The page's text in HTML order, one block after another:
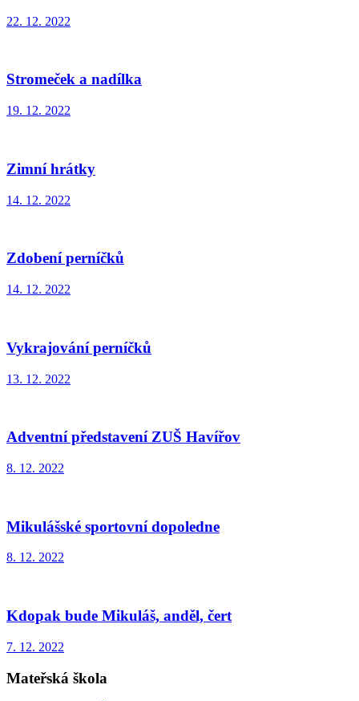
22. 12. 2022
Stromeček a nadílka
19. 12. 2022
Zimní hrátky
14. 12. 2022
Zdobení perníčků
14. 12. 2022
Vykrajování perníčků
13. 12. 2022
Adventní představení ZUŠ Havířov
8. 12. 2022
Mikulášské sportovní dopoledne
8. 12. 2022
Kdopak bude Mikuláš, anděl, čert
7. 12. 2022
Mateřská škola